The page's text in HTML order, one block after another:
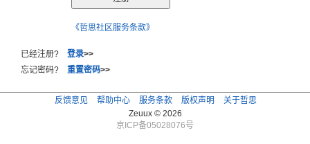
《哲思社区服务条款》
已经注册? 登录>>
忘记密码? 重置密码>>
反馈意见 帮助中心 服务条款 版权声明
关于哲思
Zeuux © 2026
京ICP备05028076号